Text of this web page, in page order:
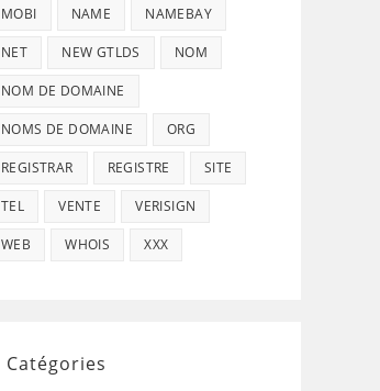
MOBI NAME NAMEBAY
NET NEW GTLDS NOM
NOM DE DOMAINE
NOMS DE DOMAINE ORG
REGISTRAR REGISTRE SITE
TEL VENTE VERISIGN
WEB WHOIS XXX
Catégories